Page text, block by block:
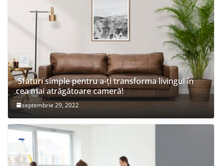
Sfaturi simple pentru a-ți transforma livingul în
cea mai atrăgătoare cameră!
septembrie 29, 2022